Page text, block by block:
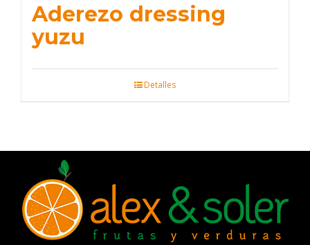
Aderezo dressing
yuzu
Detalles